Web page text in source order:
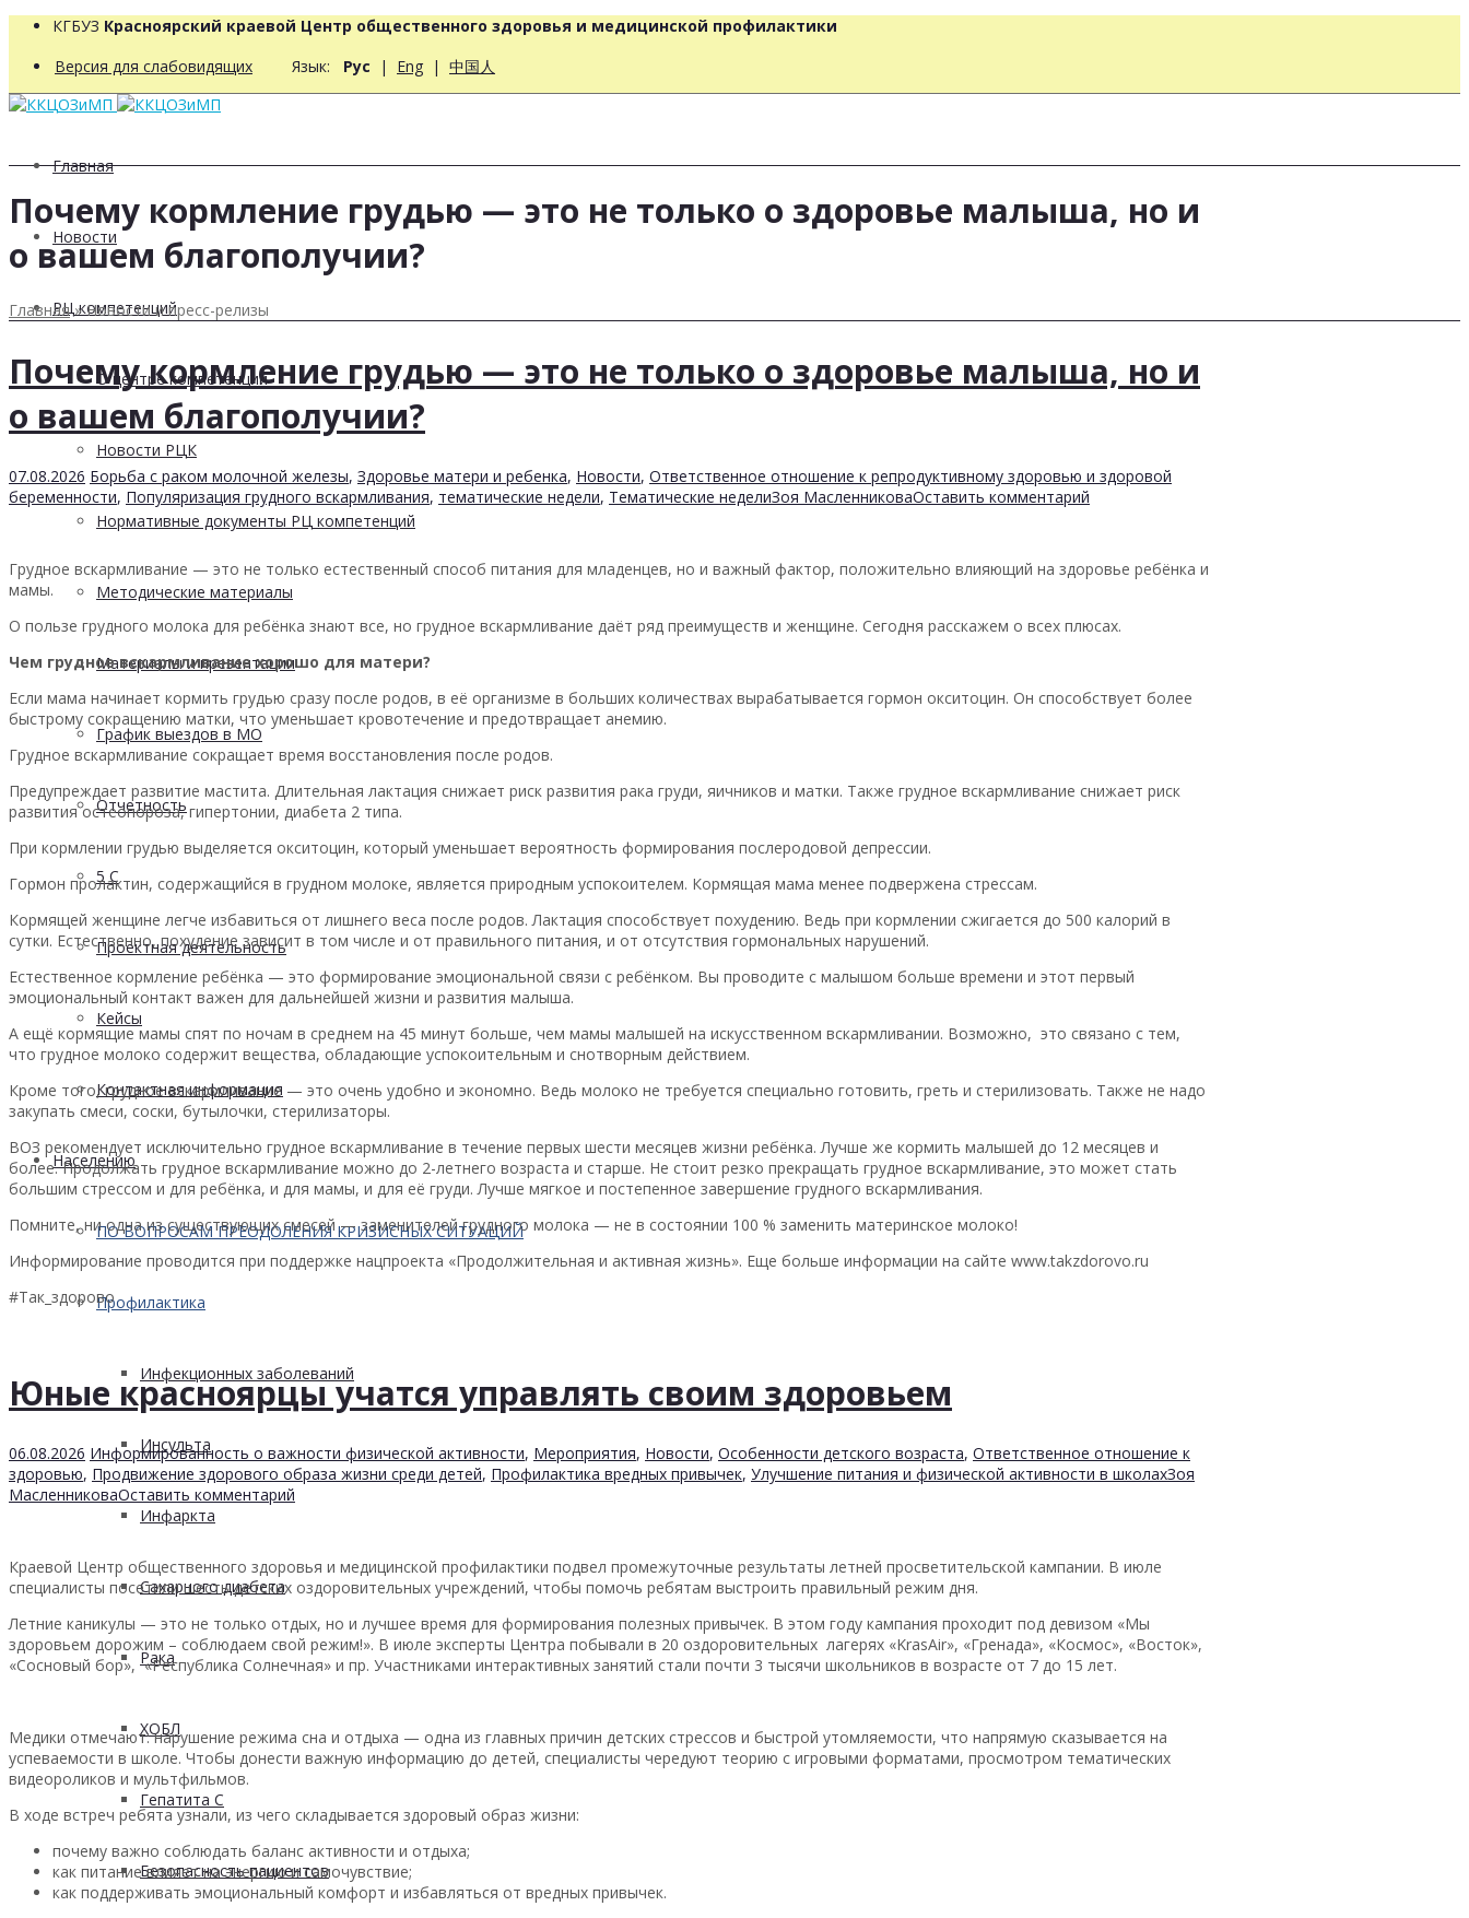
КГБУЗ Красноярский краевой Центр общественного здоровья и медицинской профилактики
Версия для слабовидящих Язык: Рус | Eng | 中国人
Главная
Новости
РЦ компетенций
О центре компетенций
Новости РЦК
Нормативные документы РЦ компетенций
Методические материалы
Материалы и презентации
График выездов в МО
Отчетность
5 С
Проектная деятельность
Кейсы
Контактная информация
Населению
ПО ВОПРОСАМ ПРЕОДОЛЕНИЯ КРИЗИСНЫХ СИТУАЦИЙ
Профилактика
Инфекционных заболеваний
Инсульта
Инфаркта
Сахарного диабета
Рака
ХОБЛ
Гепатита С
Безопасность пациентов
Почему кормление грудью — это не только о здоровье малыша, но и
о вашем благополучии?
Главная »Новости и пресс-релизы
Почему кормление грудью — это не только о здоровье малыша, но и
о вашем благополучии?
07.08.2026 Борьба с раком молочной железы, Здоровье матери и ребенка, Новости, Ответственное отношение к репродуктивному здоровью и здоровой
беременности, Популяризация грудного вскармливания, тематические недели, Тематические неделиЗоя МасленниковаОставить комментарий
Грудное вскармливание — это не только естественный способ питания для младенцев, но и важный фактор, положительно влияющий на здоровье ребёнка и
мамы.
О пользе грудного молока для ребёнка знают все, но грудное вскармливание даёт ряд преимуществ и женщине. Сегодня расскажем о всех плюсах.
Чем грудное вскармливание хорошо для матери?
Если мама начинает кормить грудью сразу после родов, в её организме в больших количествах вырабатывается гормон окситоцин. Он способствует более
быстрому сокращению матки, что уменьшает кровотечение и предотвращает анемию.
Грудное вскармливание сокращает время восстановления после родов.
Предупреждает развитие мастита. Длительная лактация снижает риск развития рака груди, яичников и матки. Также грудное вскармливание снижает риск
развития остеопороза, гипертонии, диабета 2 типа.
При кормлении грудью выделяется окситоцин, который уменьшает вероятность формирования послеродовой депрессии.
Гормон пролактин, содержащийся в грудном молоке, является природным успокоителем. Кормящая мама менее подвержена стрессам.
Кормящей женщине легче избавиться от лишнего веса после родов. Лактация способствует похудению. Ведь при кормлении сжигается до 500 калорий в
сутки. Естественно, похудение зависит в том числе и от правильного питания, и от отсутствия гормональных нарушений.
Естественное кормление ребёнка — это формирование эмоциональной связи с ребёнком. Вы проводите с малышом больше времени и этот первый
эмоциональный контакт важен для дальнейшей жизни и развития малыша.
А ещё кормящие мамы спят по ночам в среднем на 45 минут больше, чем мамы малышей на искусственном вскармливании. Возможно, это связано с тем,
что грудное молоко содержит вещества, обладающие успокоительным и снотворным действием.
Кроме того, грудное вскармливание — это очень удобно и экономно. Ведь молоко не требуется специально готовить, греть и стерилизовать. Также не надо
закупать смеси, соски, бутылочки, стерилизаторы.
ВОЗ рекомендует исключительно грудное вскармливание в течение первых шести месяцев жизни ребёнка. Лучше же кормить малышей до 12 месяцев и
более. Продолжать грудное вскармливание можно до 2-летнего возраста и старше. Не стоит резко прекращать грудное вскармливание, это может стать
большим стрессом и для ребёнка, и для мамы, и для её груди. Лучше мягкое и постепенное завершение грудного вскармливания.
Помните, ни одна из существующих смесей — заменителей грудного молока — не в состоянии 100 % заменить материнское молоко!
Информирование проводится при поддержке нацпроекта «Продолжительная и активная жизнь». Еще больше информации на сайте www.takzdorovo.ru
#Так_здорово
Юные красноярцы учатся управлять своим здоровьем
06.08.2026 Информированность о важности физической активности, Мероприятия, Новости, Особенности детского возраста, Ответственное отношение к
здоровью, Продвижение здорового образа жизни среди детей, Профилактика вредных привычек, Улучшение питания и физической активности в школахЗоя
МасленниковаОставить комментарий
Краевой Центр общественного здоровья и медицинской профилактики подвел промежуточные результаты летней просветительской кампании. В июле
специалисты посетили шесть детских оздоровительных учреждений, чтобы помочь ребятам выстроить правильный режим дня.
Летние каникулы — это не только отдых, но и лучшее время для формирования полезных привычек. В этом году кампания проходит под девизом «Мы
здоровьем дорожим – соблюдаем свой режим!». В июле эксперты Центра побывали в 20 оздоровительных лагерях «KrasAir», «Гренада», «Космос», «Восток»,
«Сосновый бор», «Республика Солнечная» и пр. Участниками интерактивных занятий стали почти 3 тысячи школьников в возрасте от 7 до 15 лет.
Медики отмечают: нарушение режима сна и отдыха — одна из главных причин детских стрессов и быстрой утомляемости, что напрямую сказывается на
успеваемости в школе. Чтобы донести важную информацию до детей, специалисты чередуют теорию с игровыми форматами, просмотром тематических
видеороликов и мультфильмов.
В ходе встреч ребята узнали, из чего складывается здоровый образ жизни:
почему важно соблюдать баланс активности и отдыха;
как питание влияет на энергию и самочувствие;
как поддерживать эмоциональный комфорт и избавляться от вредных привычек.